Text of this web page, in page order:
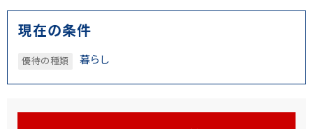
現在の条件
優待の種類 暮らし